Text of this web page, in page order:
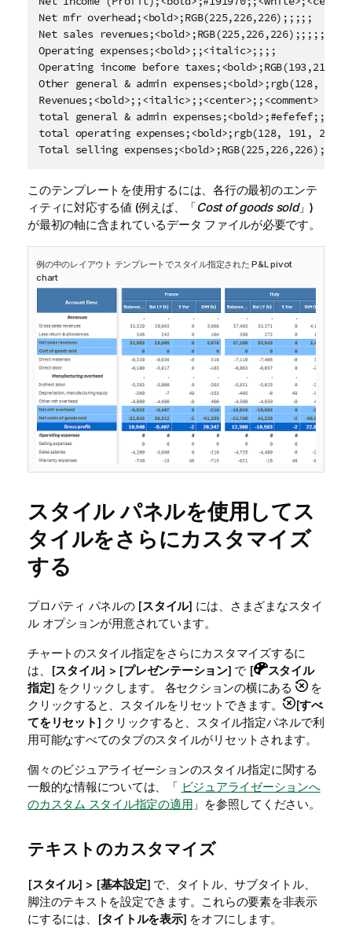
Net mfr overhead;<bold>;RGB(225,226,226);;;;;
Net sales revenues;<bold>;RGB(225,226,226);;;;;
Operating expenses;<bold>;;<italic>;;;;
Operating income before
Other general & admin expenses;<bold>;rgb(128,
Revenues;<bold>;;<italic>;;<center>;;<comment>
total general & admin expenses;<bold>;#efefef;;;;;
total operating expenses;<bold>;rgb(128, 191,
Total selling expenses;<bold>;RGB(225,226,226);;;;;
このテンプレートを使用するには、各行の最初のエンテ
ィティに対応する値 (例えば、「Cost of goods sold」)
が最初の軸に含まれているデータ ファイルが必要です。
例の中のレイアウト テンプレートでスタイル指定された P&L pivot
chart
スタイル パネルを使用してス
タイルをさらにカスタマイズ
する
プロパティ パネルの [スタイル] には、さまざまなスタイ
ル オプションが用意されています。
チャートのスタイル指定をさらにカスタマイズするに
は、[スタイル] > [プレゼンテーション] で [
スタイル
指定] をクリックします。 各セクションの横にある
を
クリックすると、スタイルをリセットできます。
[すべ
てをリセット] クリックすると、スタイル指定パネルで利
用可能なすべてのタブのスタイルがリセットされます。
個々のビジュアライゼーションのスタイル指定に関する
一般的な情報については、「 ビジュアライゼーションへ
のカスタム スタイル指定の適用 」を参照してください。
テキストのカスタマイズ
[スタイル] > [基本設定] で、タイトル、サブタイトル、
脚注のテキストを設定できます。これらの要素を非表示
にするには、[タイトルを表示] をオフにします。